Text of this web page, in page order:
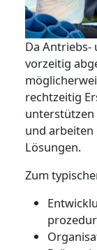
Da
vorzeitig
rechtzeitig
unterstützen
und arbeiten
Lösungen.
Zum